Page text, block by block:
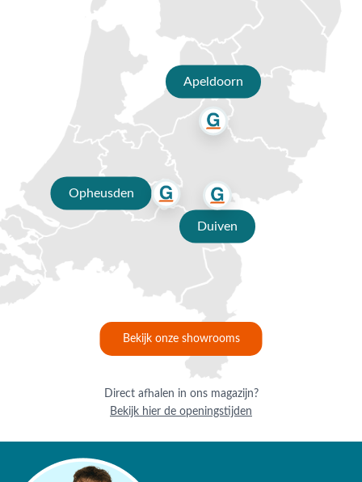
Apeldoorn
Opheusden
Duiven
Bekijk onze showrooms
Direct afhalen in ons magazijn?
Bekijk hier de openingstijden